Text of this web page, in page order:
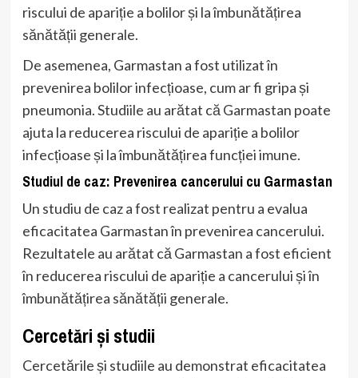
riscului de apariție a bolilor și la îmbunătățirea
sănătății generale.
De asemenea, Garmastan a fost utilizat în
prevenirea bolilor infecțioase, cum ar fi gripa și
pneumonia. Studiile au arătat că Garmastan poate
ajuta la reducerea riscului de apariție a bolilor
infecțioase și la îmbunătățirea funcției imune.
Studiul de caz: Prevenirea cancerului cu Garmastan
Un studiu de caz a fost realizat pentru a evalua
eficacitatea Garmastan în prevenirea cancerului.
Rezultatele au arătat că Garmastan a fost eficient
în reducerea riscului de apariție a cancerului și în
îmbunătățirea sănătății generale.
Cercetări și studii
Cercetările și studiile au demonstrat eficacitatea